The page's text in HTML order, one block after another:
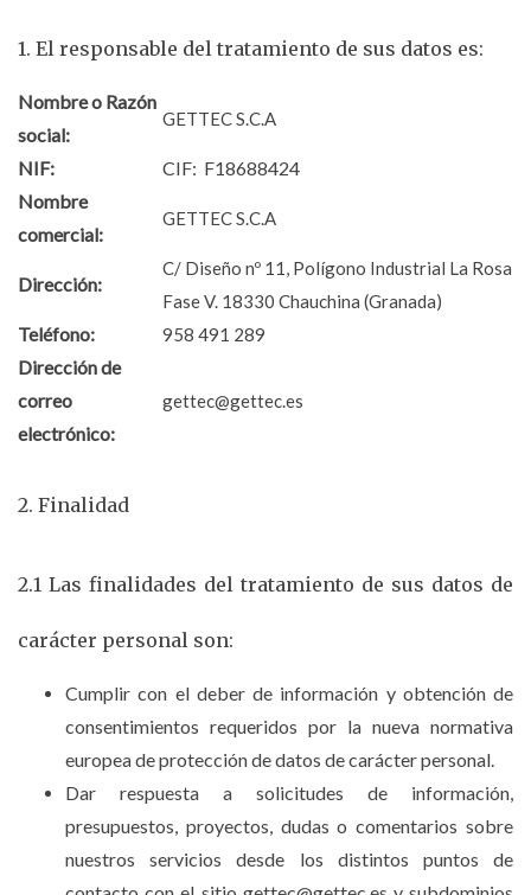
1. El responsable del tratamiento de sus datos es:
Nombre o Razón
social:
GETTEC S.C.A
NIF:
CIF: F18688424
Nombre
comercial:
GETTEC S.C.A
Dirección:
C/ Diseño nº 11, Polígono Industrial La Rosa
Fase V. 18330 Chauchina (Granada)
Teléfono: 958 491 289
Dirección de
correo
electrónico:
gettec@gettec.es
2. Finalidad
2.1 Las finalidades del tratamiento de sus datos de
carácter personal son:
Cumplir con el deber de información y obtención de
consentimientos requeridos por la nueva normativa
europea de protección de datos de carácter personal.
Dar respuesta a solicitudes de información,
presupuestos, proyectos, dudas o comentarios sobre
nuestros servicios desde los distintos puntos de